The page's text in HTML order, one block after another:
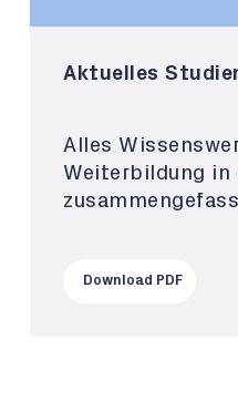
Aktuelles
Alles
Weiterbildung in
Download PDF